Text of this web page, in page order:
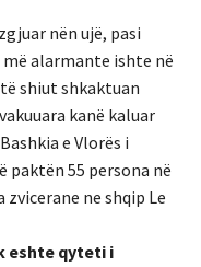
nën ujë, pasi
alarmante ishte në
shiut shkaktuan
kanë kaluar
e Vlorës i
55 persona në
ne shqip Le
eshte qyteti i